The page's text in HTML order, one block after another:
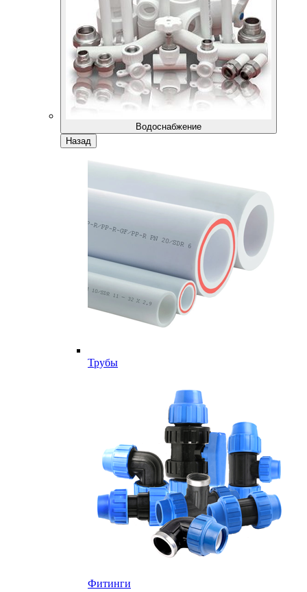
Водоснабжение
Назад
Трубы
Фитинги